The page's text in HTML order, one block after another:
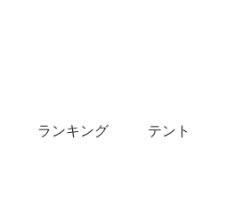
ランキング テント